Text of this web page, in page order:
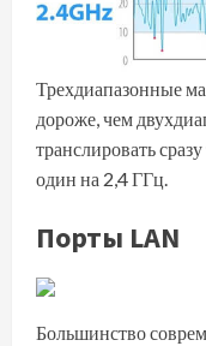
Трехдиапазонные
дороже, чем
транслировать
один на 2,4 ГГц.
Порты LAN
Большинство